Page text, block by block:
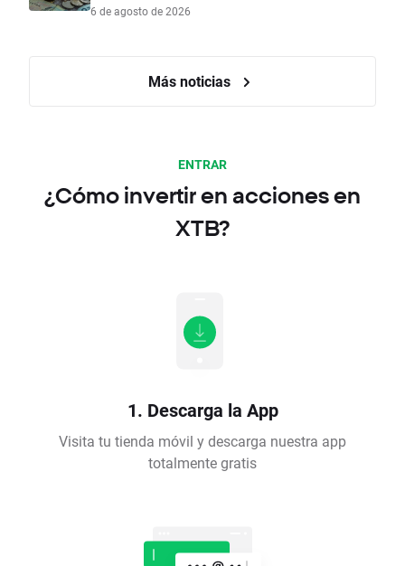
6 de agosto de 2026
Más noticias
ENTRAR
¿Cómo invertir en acciones en
XTB?
1. Descarga la App
Visita tu tienda móvil y descarga nuestra app
totalmente gratis